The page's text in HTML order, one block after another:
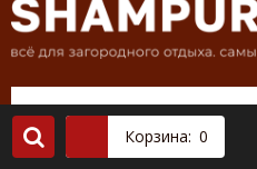
Корзина: 0